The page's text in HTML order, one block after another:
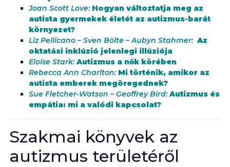
Joan Scott Love: Hogyan változtatja meg az
autista gyermekek életét az autizmus-barát
környezet?
Liz Pellicano – Sven Bölte – Aubyn Stahmer: Az
oktatási inklúzió jelenlegi illúziója
Eloise Stark:Autizmus a nők körében
Rebecca Ann Charlton: Mi történik, amikor az
autista emberek megöregednek?
Sue Fletcher-Watson – Geoffrey Bird:Autizmus és
empátia: mi a valódi kapcsolat?
Szakmai könyvek az
autizmus területéről